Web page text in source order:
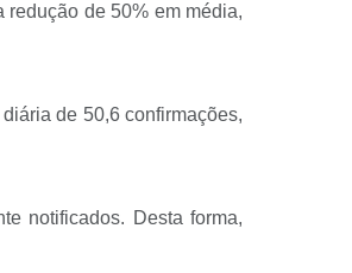
de 50% em média,
de 50,6 confirmações,
notificados. Desta forma,